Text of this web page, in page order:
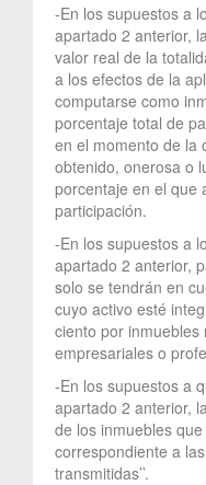
-En los supuestos a
apartado 2 anterior,
valor real de la
a los efectos de la
computarse como
porcentaje total de
en el momento de la
obtenido, onerosa o
porcentaje en el que
participación.
-En los supuestos a
apartado 2 anterior,
solo se tendrán en
cuyo activo esté
ciento por
empresariales o
-En los supuestos a
apartado 2 anterior,
de los inmuebles
correspondiente a
transmitidas’’.